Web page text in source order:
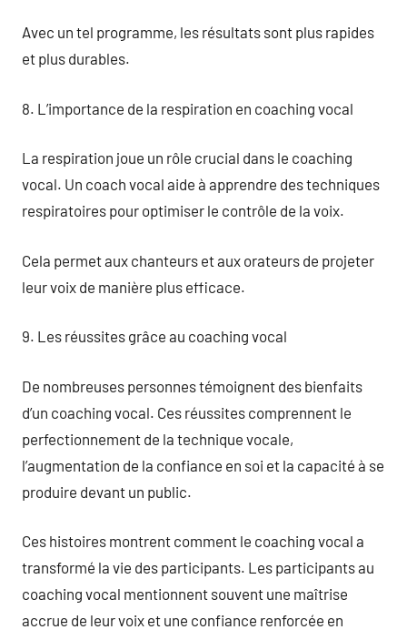
Avec un tel programme, les résultats sont plus rapides
et plus durables.
8. L’importance de la respiration en coaching vocal
La respiration joue un rôle crucial dans le coaching
vocal. Un coach vocal aide à apprendre des techniques
respiratoires pour optimiser le contrôle de la voix.
Cela permet aux chanteurs et aux orateurs de projeter
leur voix de manière plus efficace.
9. Les réussites grâce au coaching vocal
De nombreuses personnes témoignent des bienfaits
d’un coaching vocal. Ces réussites comprennent le
perfectionnement de la technique vocale,
l’augmentation de la confiance en soi et la capacité à se
produire devant un public.
Ces histoires montrent comment le coaching vocal a
transformé la vie des participants. Les participants au
coaching vocal mentionnent souvent une maîtrise
accrue de leur voix et une confiance renforcée en